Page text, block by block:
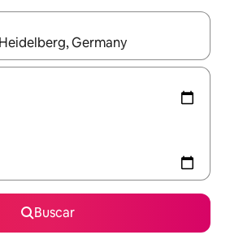
estiverem disponíveis, explore-os
Buscar